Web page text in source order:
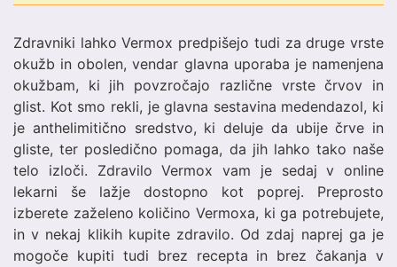
Zdravniki lahko Vermox predpišejo tudi za druge vrste
okužb in obolen, vendar glavna uporaba je namenjena
okužbam, ki jih povzročajo različne vrste črvov in
glist. Kot smo rekli, je glavna sestavina medendazol, ki
je anthelimitično sredstvo, ki deluje da ubije črve in
gliste, ter posledično pomaga, da jih lahko tako naše
telo izloči. Zdravilo Vermox vam je sedaj v online
lekarni še lažje dostopno kot poprej. Preprosto
izberete zaželeno količino Vermoxa, ki ga potrebujete,
in v nekaj klikih kupite zdravilo. Od zdaj naprej ga je
mogoče kupiti tudi brez recepta in brez čakanja v